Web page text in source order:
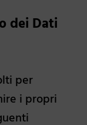
dei Dati
per
i propri